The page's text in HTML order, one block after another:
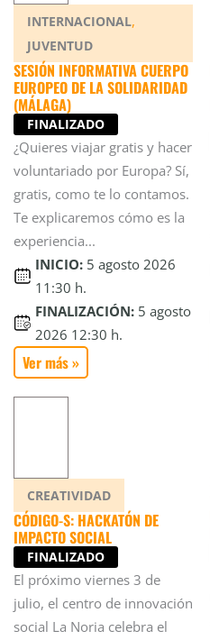
INTERNACIONAL,
JUVENTUD
SESIÓN INFORMATIVA CUERPO
EUROPEO DE LA SOLIDARIDAD
(MÁLAGA)
FINALIZADO
¿Quieres viajar gratis y hacer
voluntariado por Europa? Sí,
gratis, como te lo contamos.
Te explicaremos cómo es la
experiencia...
INICIO: 5 agosto 2026
11:30 h.
FINALIZACIÓN: 5 agosto
2026 12:30 h.
Ver más »
CREATIVIDAD
CÓDIGO-S: HACKATÓN DE
IMPACTO SOCIAL
FINALIZADO
El próximo viernes 3 de
julio, el centro de innovación
social La Noria celebra el